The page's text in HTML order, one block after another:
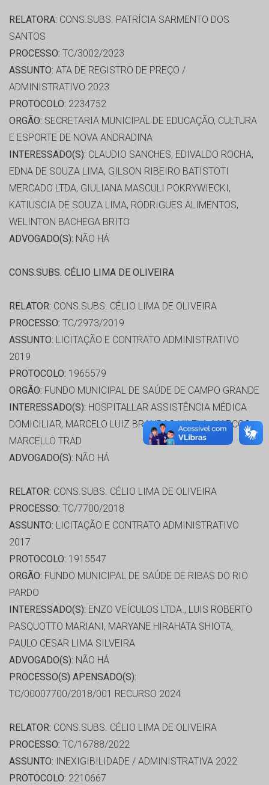
RELATORA: CONS.SUBS. PATRÍCIA SARMENTO DOS
SANTOS
PROCESSO: TC/3002/2023
ASSUNTO: ATA DE REGISTRO DE PREÇO /
ADMINISTRATIVO 2023
PROTOCOLO: 2234752
ORGÃO: SECRETARIA MUNICIPAL DE EDUCAÇÃO, CULTURA
E ESPORTE DE NOVA ANDRADINA
INTERESSADO(S): CLAUDIO SANCHES, EDIVALDO ROCHA,
EDNA DE SOUZA LIMA, GILSON RIBEIRO BATISTOTI
MERCADO LTDA, GIULIANA MASCULI POKRYWIECKI,
KATIUSCIA DE SOUZA LIMA, RODRIGUES ALIMENTOS,
WELINTON BACHEGA BRITO
ADVOGADO(S): NÃO HÁ
CONS.SUBS. CÉLIO LIMA DE OLIVEIRA
RELATOR: CONS.SUBS. CÉLIO LIMA DE OLIVEIRA
PROCESSO: TC/2973/2019
ASSUNTO: LICITAÇÃO E CONTRATO ADMINISTRATIVO
2019
PROTOCOLO: 1965579
ORGÃO: FUNDO MUNICIPAL DE SAÚDE DE CAMPO GRANDE
INTERESSADO(S): HOSPITALLAR ASSISTÊNCIA MÉDICA
DOMICILIAR, MARCELO LUIZ BRANDAO VILELA, MARCOS
MARCELLO TRAD
ADVOGADO(S): NÃO HÁ
RELATOR: CONS.SUBS. CÉLIO LIMA DE OLIVEIRA
PROCESSO: TC/7700/2018
ASSUNTO: LICITAÇÃO E CONTRATO ADMINISTRATIVO
2017
PROTOCOLO: 1915547
ORGÃO: FUNDO MUNICIPAL DE SAÚDE DE RIBAS DO RIO
PARDO
INTERESSADO(S): ENZO VEÍCULOS LTDA., LUIS ROBERTO
PASQUOTTO MARIANI, MARYANE HIRAHATA SHIOTA,
PAULO CESAR LIMA SILVEIRA
ADVOGADO(S): NÃO HÁ
PROCESSO(S) APENSADO(S):
TC/00007700/2018/001 RECURSO 2024
RELATOR: CONS.SUBS. CÉLIO LIMA DE OLIVEIRA
PROCESSO: TC/16788/2022
ASSUNTO: INEXIGIBILIDADE / ADMINISTRATIVA 2022
PROTOCOLO: 2210667